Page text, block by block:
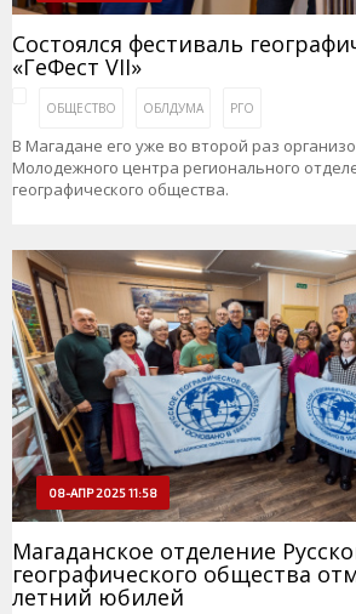
Состоялся фестиваль
«ГеФест VII»
ОБЩЕСТВО ОБЛДУМА РГО
В Магадане его уже во второй раз
Молодежного центра регионального
географического общества.
08-АПР 2025 11:58
Магаданское отделение
географического общества
летний юбилей